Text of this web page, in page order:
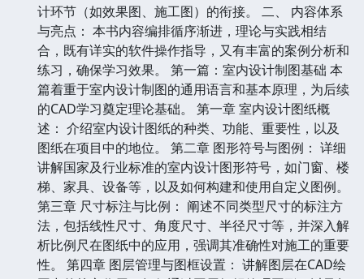
计环节（如效果图、施工图）的衔接。 二、 内容体系
与亮点： 本书内容编排循序渐进，理论与实践相结
合，既有详实的软件操作指导，又有丰富的案例分析和
练习，确保学习效果。 第一篇：室内设计制图基础 本
篇着重于室内设计制图的通用语言和基本原理，为后续
的CAD学习奠定理论基础。 第一章 室内设计图纸概
述： 介绍室内设计图纸的种类、功能、重要性，以及
图纸在项目中的地位。 第二章 图形符号与图例： 详细
讲解国家及行业标准的室内设计图形符号，如门窗、楼
梯、家具、设备等，以及如何构建和使用自定义图例。
第三章 尺寸标注与比例： 阐述不同类型尺寸的标注方
法，包括线性尺寸、角度尺寸、半径尺寸等，并深入解
析比例尺在图纸中的应用，强调其准确性对施工的重要
性。 第四章 图层管理与图框设置： 讲解图层在CAD绘